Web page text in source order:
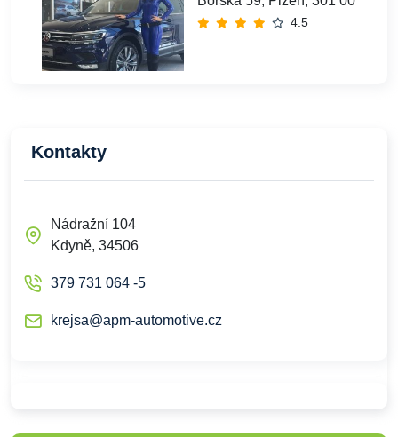
4.5
Kontakty
Nádražní 104
Kdyně, 34506
379 731 064 -5
krejsa@apm-automotive.cz